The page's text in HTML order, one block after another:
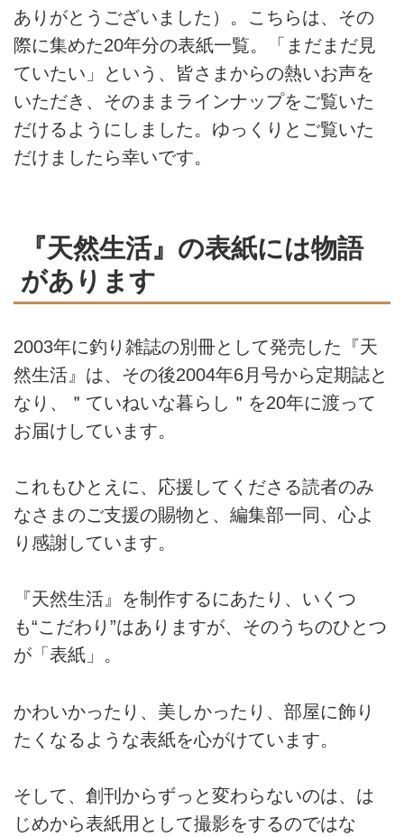
ありがとうございました）。こちらは、その
際に集めた20年分の表紙一覧。「まだまだ見
ていたい」という、皆さまからの熱いお声を
いただき、そのままラインナップをご覧いた
だけるようにしました。ゆっくりとご覧いた
だけましたら幸いです。
『天然生活』の表紙には物語
があります
2003年に釣り雑誌の別冊として発売した『天
然生活』は、その後2004年6月号から定期誌と
なり、＂ていねいな暮らし＂を20年に渡って
お届けしています。
これもひとえに、応援してくださる読者のみ
なさまのご支援の賜物と、編集部一同、心よ
り感謝しています。
『天然生活』を制作するにあたり、いくつ
も“こだわり”はありますが、そのうちのひとつ
が「表紙」。
かわいかったり、美しかったり、部屋に飾り
たくなるような表紙を心がけています。
そして、創刊からずっと変わらないのは、は
じめから表紙用として撮影をするのではな